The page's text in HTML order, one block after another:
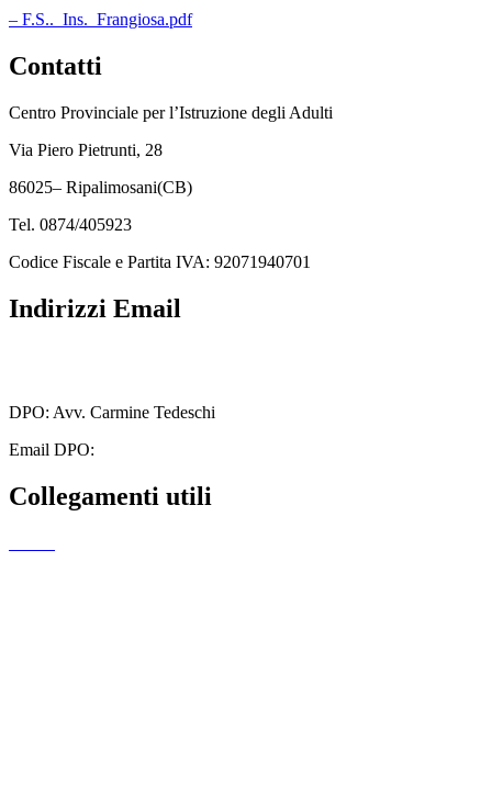
– F.S.._Ins._Frangiosa.pdf
Contatti
Centro Provinciale per l’Istruzione degli Adulti
Via Piero Pietrunti, 28
86025– Ripalimosani(CB)
Tel. 0874/405923
Codice Fiscale e Partita IVA: 92071940701
Indirizzi Email
DPO: Avv. Carmine Tedeschi
Email DPO:
Collegamenti utili